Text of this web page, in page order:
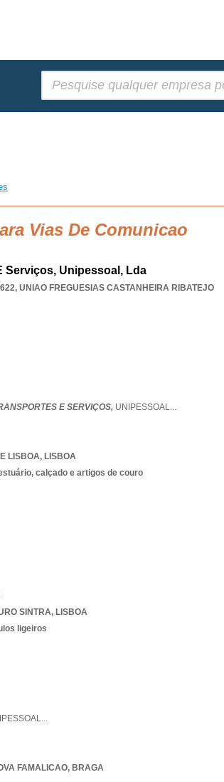
Vias De Comunicao
Serviços, Unipessoal, Lda
, UNIAO FREGUESIAS CASTANHEIRA RIBATEJO
E SERVIÇOS, UNIPESSOAL...
LISBOA, LISBOA
calçado e artigos de couro
SINTRA, LISBOA
ligeiros
...
FAMALICAO, BRAGA